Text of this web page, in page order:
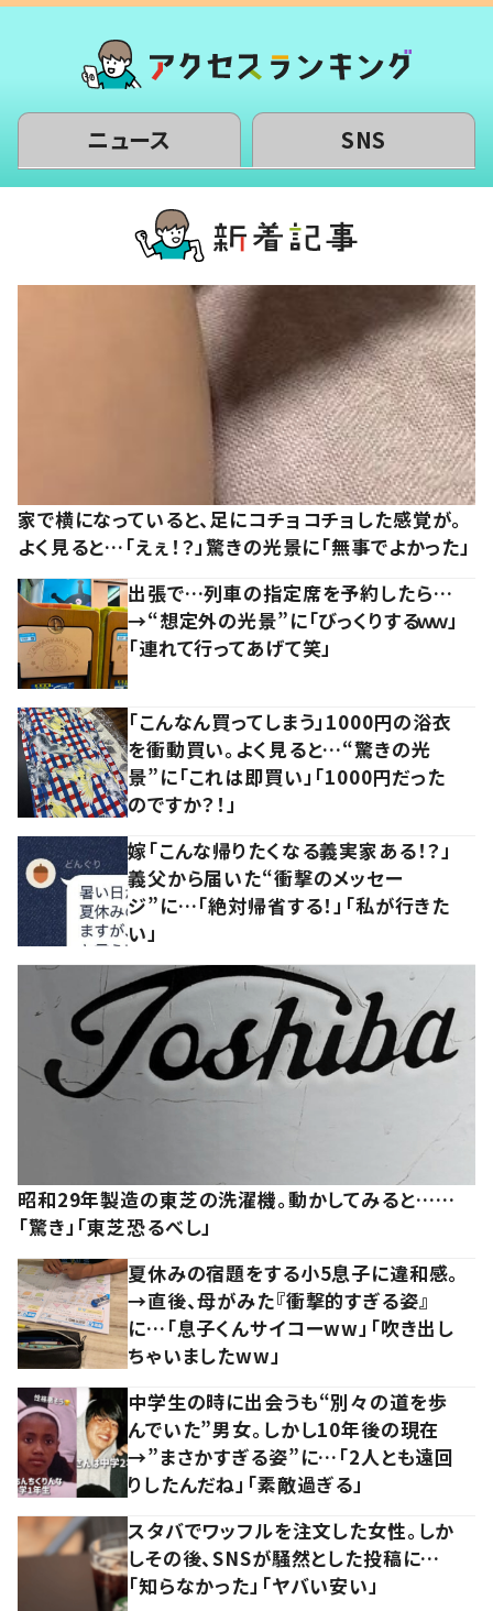
ニュース SNS
家で横になっていると、足にコチョコチョした感覚が。
よく見ると…「えぇ！？」驚きの光景に「無事でよかった」
出張で…列車の指定席を予約したら…
→“想定外の光景”に「びっくりするｗｗ」
「連れて行ってあげて笑」
「こんなん買ってしまう」1000円の浴衣
を衝動買い。よく見ると…“驚きの光
景”に「これは即買い」「1000円だった
のですか？！」
嫁「こんな帰りたくなる義実家ある！？」
義父から届いた“衝撃のメッセー
ジ”に…「絶対帰省する！」「私が行きた
い」
昭和29年製造の東芝の洗濯機。動かしてみると……
「驚き」「東芝恐るべし」
夏休みの宿題をする小5息子に違和感。
→直後、母がみた『衝撃的すぎる姿』
に…「息子くんサイコーww」「吹き出し
ちゃいましたww」
中学生の時に出会うも“別々の道を歩
んでいた”男女。しかし10年後の現在
→”まさかすぎる姿”に…「2人とも遠回
りしたんだね」「素敵過ぎる」
スタバでワッフルを注文した女性。しか
しその後、SNSが騒然とした投稿に…
「知らなかった」「ヤバい安い」